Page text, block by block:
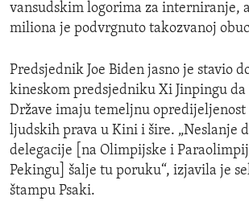
vansudskim logorima za interniranje,
miliona je podvrgnuto takozvanoj
Predsjednik Joe Biden jasno je stavio
kineskom predsjedniku Xi Jinpingu da
Države imaju temeljnu opredijeljenost
ljudskih prava u Kini i šire. „Neslanje
delegacije [na Olimpijske i
Pekingu] šalje tu poruku“, izjavila je
štampu Psaki.